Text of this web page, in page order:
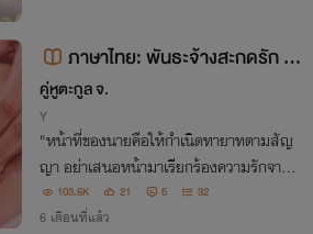
ภาษาไทย: พันธะจ้างสะกดรัก (คุ
ณสามีปากแข็ง) ภาษาอังกฤษ: The
Secret Contract: My Stubborn H
usband
คู่หูตะกูล จ.
Y
"หน้าที่ของนายคือให้กำเนิดทายาทตามสัญ
ญา อย่าเสนอหน้ามาเรียกร้องความรักจากฉั
น เพราะมันเป็นสิ่งเดียวที่นายจะไม่มีวันได้รั
บ"
103.6K 21 5 32
6 เดือนที่แล้ว